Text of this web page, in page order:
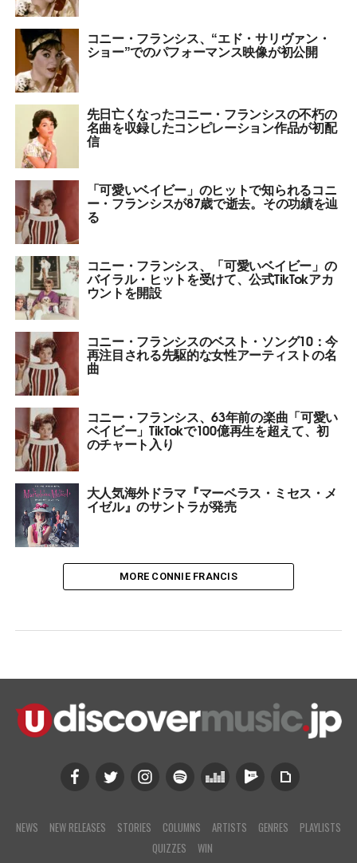
コニー・フランシス、“エド・サリヴァン・
ショー”でのパフォーマンス映像が初公開
先日亡くなったコニー・フランシスの不朽の
名曲を収録したコンピレーション作品が初配
信
「可愛いベイビー」のヒットで知られるコニ
ー・フランシスが87歳で逝去。その功績を辿
る
コニー・フランシス、「可愛いベイビー」の
バイラル・ヒットを受けて、公式TikTokアカ
ウントを開設
コニー・フランシスのベスト・ソング10：今
再注目される先駆的な女性アーティストの名
曲
コニー・フランシス、63年前の楽曲「可愛い
ベイビー」TikTokで100億再生を超えて、初
のチャート入り
大人気海外ドラマ『マーベラス・ミセス・メ
イゼル』のサントラが発売
MORE CONNIE FRANCIS
NEWS NEW RELEASES STORIES COLUMNS ARTISTS GENRES
PLAYLISTS
QUIZZES
WIN